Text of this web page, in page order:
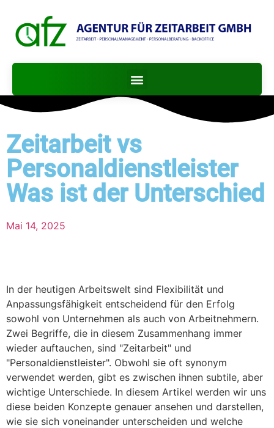
Zeitarbeit vs
Personaldienstleister
Was ist der Unterschied
Mai 14, 2025
In der heutigen Arbeitswelt sind Flexibilität und
Anpassungsfähigkeit entscheidend für den Erfolg
sowohl von Unternehmen als auch von Arbeitnehmern.
Zwei Begriffe, die in diesem Zusammenhang immer
wieder auftauchen, sind "Zeitarbeit" und
"Personaldienstleister". Obwohl sie oft synonym
verwendet werden, gibt es zwischen ihnen subtile, aber
wichtige Unterschiede. In diesem Artikel werden wir uns
diese beiden Konzepte genauer ansehen und darstellen,
wie sie sich voneinander unterscheiden und welche